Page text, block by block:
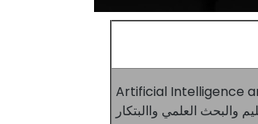
Artificial Intelligence
والبحث العلمي واالبتكار